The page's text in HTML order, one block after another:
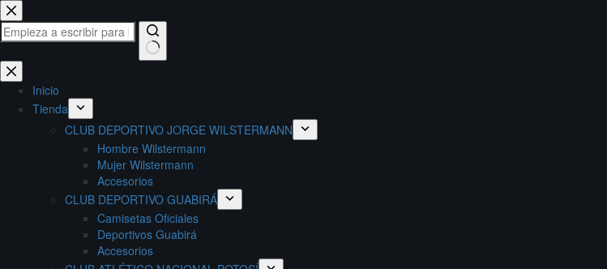
Saltar
al
contenido
Sin
resultados
Inicio
Tienda
CLUB DEPORTIVO JORGE WILSTERMANN
Hombre Wilstermann
Mujer Wilstermann
Accesorios
CLUB DEPORTIVO GUABIRÁ
Camisetas Oficiales
Deportivos Guabirá
Accesorios